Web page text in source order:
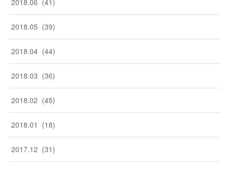
2018.06 (41 )
2018.05 (39)
2018.04 (44)
2018.03 (36)
2018.02 (45)
2018.01 (18)
2017.12 (31)